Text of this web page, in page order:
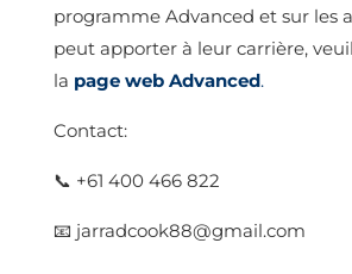
programme Advanced et sur les
peut apporter à leur carrière,
la page web Advanced.
Contact:
📞 +61 400 466 822
📧 jarradcook88@gmail.com